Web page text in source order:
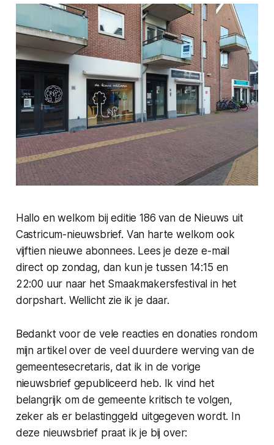
Hallo en welkom bij editie 186 van de Nieuws uit
Castricum-nieuwsbrief. Van harte welkom ook
vijftien nieuwe abonnees. Lees je deze e-mail
direct op zondag, dan kun je tussen 14:15 en
22:00 uur naar het Smaakmakersfestival in het
dorpshart. Wellicht zie ik je daar.
Bedankt voor de vele reacties en donaties rondom
mijn artikel over de veel duurdere werving van de
gemeentesecretaris, dat ik in de vorige
nieuwsbrief gepubliceerd heb. Ik vind het
belangrijk om de gemeente kritisch te volgen,
zeker als er belastinggeld uitgegeven wordt. In
deze nieuwsbrief praat ik je bij over: